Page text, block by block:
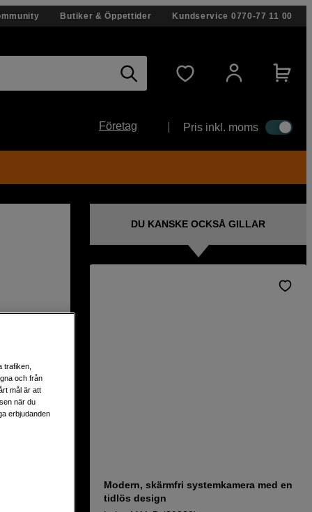
Butiker & Öppettider Kundservice 0770-77 11 00
Företag Pris inkl. moms
DU KANSKE OCKSÅ GILLAR
Modern, skärmfri systemkamera med en
tidlös design
trafiken,
och från
mål är att
när du
erbjudanden